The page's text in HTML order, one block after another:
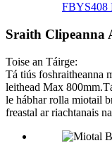
FBYS408
Sraith Clipeanna
Toise an Táirge:
Tá tiús foshraitheanna
leithead Max
le hábhar rolla miotail
freastal ar riachtanais